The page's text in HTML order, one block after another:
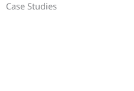
Case Studies